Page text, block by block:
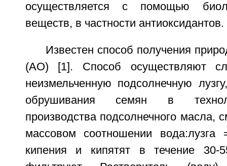
осуществляется с помощью
веществ, в частности антиоксидантов.
Известен способ получения
(АО) [1]. Способ осуществляют
неизмельченную подсолнечную
обрушивания семян в
производства подсолнечного масла,
массовом соотношении
кипения и кипятят в течение 30-